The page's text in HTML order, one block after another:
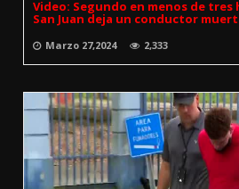
Video: Segundo en menos de tres
San Juan deja un conductor
Marzo 27,2024 2,333